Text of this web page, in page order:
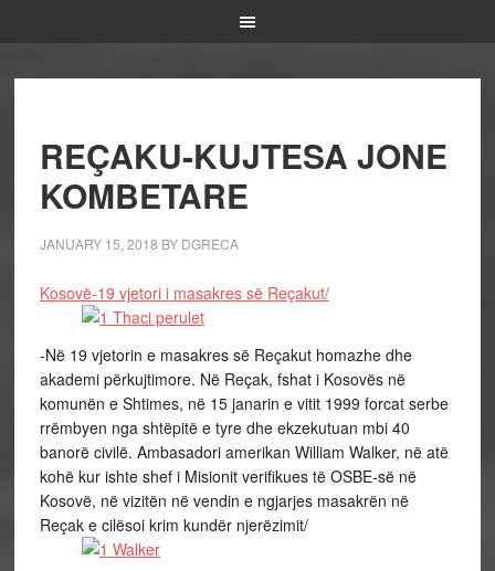
REÇAKU-KUJTESA JONE
KOMBETARE
JANUARY 15, 2018 BY DGRECA
Kosovë-19 vjetori i masakres së Reçakut/
-Në 19 vjetorin e masakres së Reçakut homazhe dhe
akademi përkujtimore. Në Reçak, fshat i Kosovës në
komunën e Shtimes, në 15 janarin e vitit 1999 forcat serbe
rrëmbyen nga shtëpitë e tyre dhe ekzekutuan mbi 40
banorë civilë. Ambasadori amerikan William Walker, në atë
kohë kur ishte shef i Misionit verifikues të OSBE-së në
Kosovë, në vizitën në vendin e ngjarjes masakrën në
Reçak e cilësoi krim kundër njerëzimit/